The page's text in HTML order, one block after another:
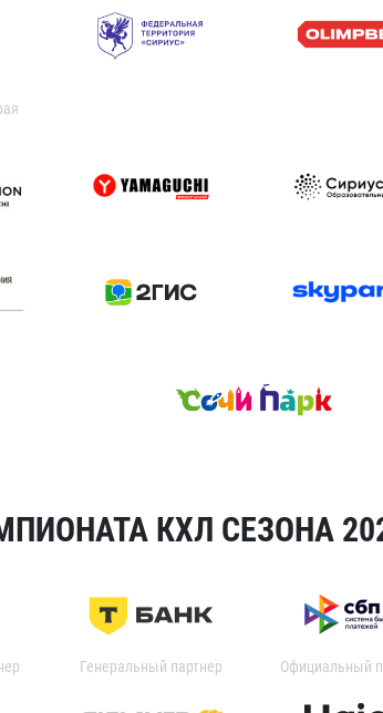
КХЛ СЕЗОНА
Генеральный партнер Официальный